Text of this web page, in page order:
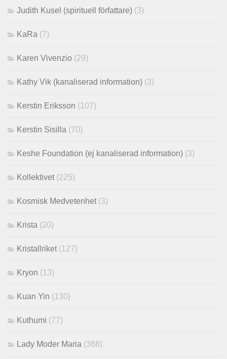
Judith Kusel (spirituell författare) (3)
KaRa (7)
Karen Vivenzio (29)
Kathy Vik (kanaliserad information) (3)
Kerstin Eriksson (107)
Kerstin Sisilla (70)
Keshe Foundation (ej kanaliserad information) (3)
Kollektivet (225)
Kosmisk Medvetenhet (3)
Krista (20)
Kristallriket (127)
Kryon (13)
Kuan Yin (130)
Kuthumi (77)
Lady Moder Maria (388)